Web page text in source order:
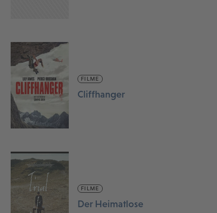
FILME
Cliffhanger
FILME
Der Heimatlose